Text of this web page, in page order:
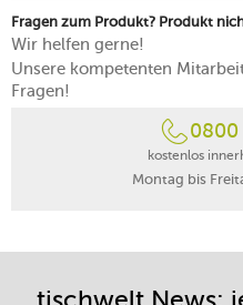
Inszenierung
mikrowellengeeignet
spülmaschinenfest
Fragen zum Produkt? Produkt
Wir helfen gerne!
Unsere kompetenten
Fragen!
0800
kostenlos
Montag bis